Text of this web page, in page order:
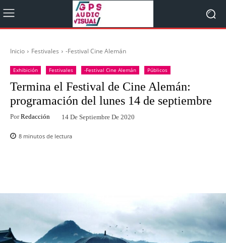
Inicio Festivales -Festival Cine Alemán
Exhibición Festivales -Festival Cine Alemán Públicos
Termina el Festival de Cine Alemán:
programación del lunes 14 de septiembre
Por Redacción 14 De Septiembre De 2020
8 minutos de lectura